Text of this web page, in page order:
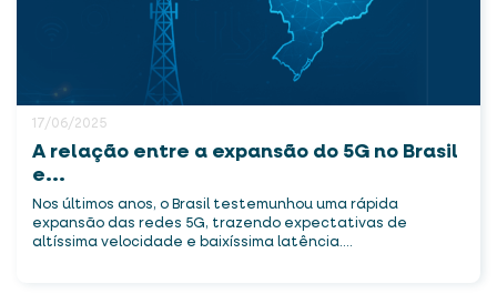
17/06/2025
A relação entre a expansão do 5G no Brasil
e...
Nos últimos anos, o Brasil testemunhou uma rápida
expansão das redes 5G, trazendo expectativas de
altíssima velocidade e baixíssima latência....